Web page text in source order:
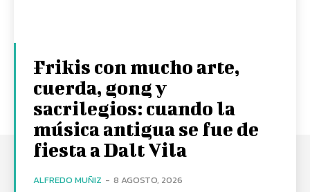
Frikis con mucho arte,
cuerda, gong y
sacrilegios: cuando la
música antigua se fue de
fiesta a Dalt Vila
ALFREDO MUÑIZ - 8 AGOSTO, 2026